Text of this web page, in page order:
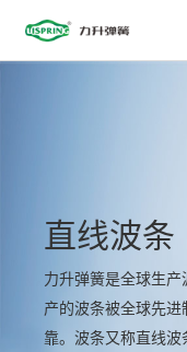
直线波条
力升弹簧是全球生
产的波条被全球先
靠。波条又称直线